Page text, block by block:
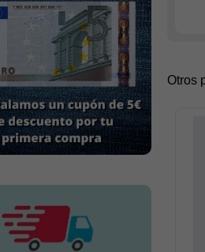
interior
Otros